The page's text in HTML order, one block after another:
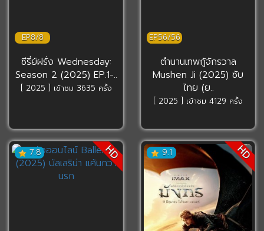
EP8/8
ซีรี่ย์ฝรั่ง Wednesday:
Season 2 (2025) EP.1-..
[ 2025 ] เข้าชม 3635 ครั้ง
EP56/56
ตำนานเทพกู้จักรวาล
Mushen Ji (2025) ซับ
ไทย (ย..
[ 2025 ] เข้าชม 4129 ครั้ง
7.8 HD 9.1 HD